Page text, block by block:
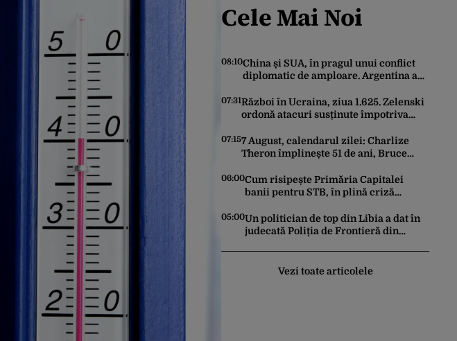
Cele Mai Noi
08:10China și SUA, în pragul unui conflict
diplomatic de amploare. Argentina a
07:31Război în Ucraina, ziua 1.625. Zelenski
ordonă atacuri susținute împotriva
07:157 August, calendarul zilei: Charlize
Theron împlinește 51 de ani, Bruce
de ani
06:00Cum risipește Primăria Capitalei
banii pentru STB, în plină criză
05:00Un politician de top din Libia a dat în
judecată Poliția de Frontieră din
Vezi toate articolele